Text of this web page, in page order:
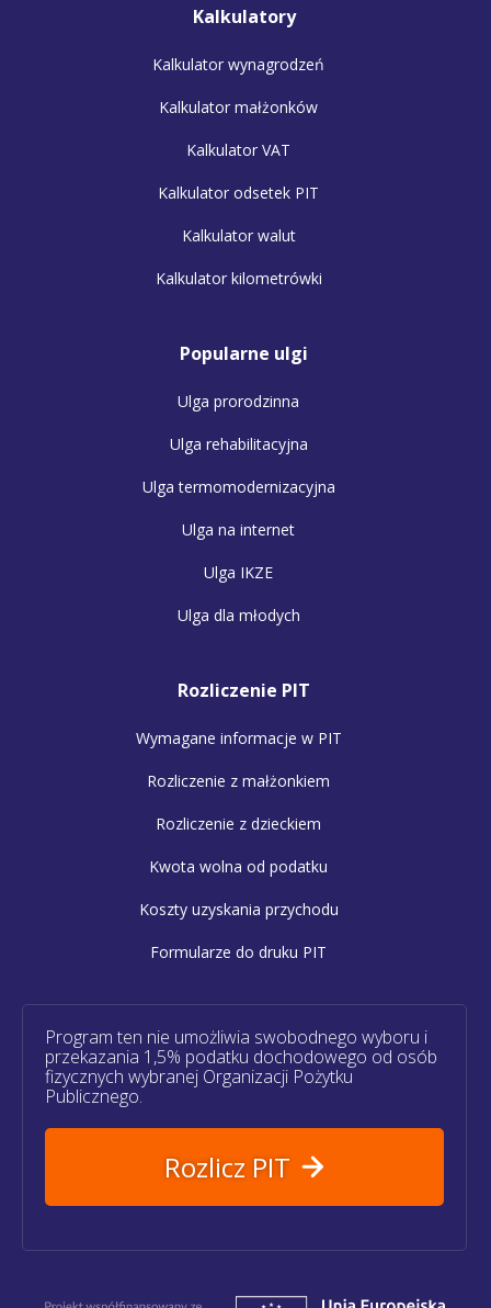
Kalkulatory
Kalkulator wynagrodzeń
Kalkulator małżonków
Kalkulator VAT
Kalkulator odsetek PIT
Kalkulator walut
Kalkulator kilometrówki
Popularne ulgi
Ulga prorodzinna
Ulga rehabilitacyjna
Ulga termomodernizacyjna
Ulga na internet
Ulga IKZE
Ulga dla młodych
Rozliczenie PIT
Wymagane informacje w PIT
Rozliczenie z małżonkiem
Rozliczenie z dzieckiem
Kwota wolna od podatku
Koszty uzyskania przychodu
Formularze do druku PIT
Program ten nie umożliwia swobodnego wyboru i
przekazania 1,5% podatku dochodowego od osób
fizycznych wybranej Organizacji Pożytku
Publicznego.
Rozlicz PIT